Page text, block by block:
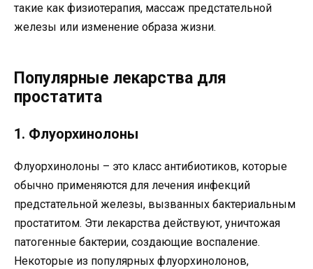
такие как физиотерапия, массаж предстательной
железы или изменение образа жизни.
Популярные лекарства для
простатита
1. Флуорхинолоны
Флуорхинолоны – это класс антибиотиков, которые
обычно применяются для лечения инфекций
предстательной железы, вызванных бактериальным
простатитом. Эти лекарства действуют, уничтожая
патогенные бактерии, создающие воспаление.
Некоторые из популярных флуорхинолонов,